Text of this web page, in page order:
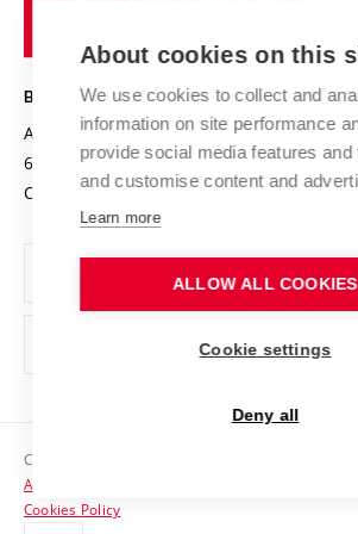
Projects
Projects from Structural Funds
Specific University Research
Safe University
Organization Structure
Official notice board
Personal Data Protection
Support and development of employees
Contacts
BRNO UNIVERSITY OF TECHNOLOGY
Antonínská 548/1
602 00 Brno
Czech Republic
www.vut.cz
vut@vutbr.cz
Copyright © 2026 VUT
Accessibility Statement
Cookies Policy
About cookies on this
We use cookies to collect and
information on site performance
provide social media features and
and customise content and
Learn more
ALLOW ALL COOKIES
Cookie settings
Deny all